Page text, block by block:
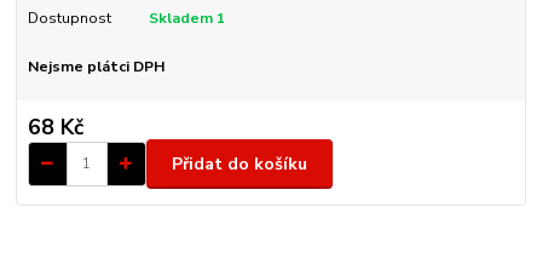
Dostupnost Skladem 1
Nejsme plátci DPH
68 Kč
Přidat do košíku